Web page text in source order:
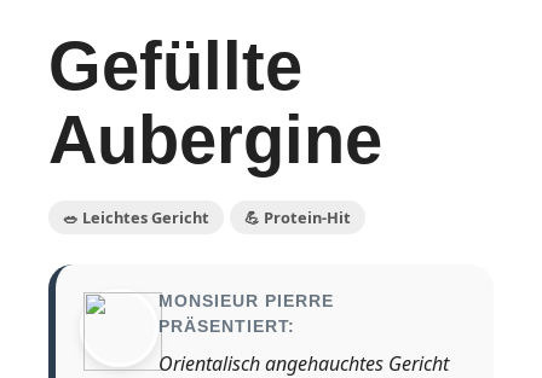
Gefüllte
Aubergine
🥗 Leichtes Gericht 💪 Protein-Hit
MONSIEUR PIERRE
PRÄSENTIERT:
Orientalisch angehauchtes Gericht